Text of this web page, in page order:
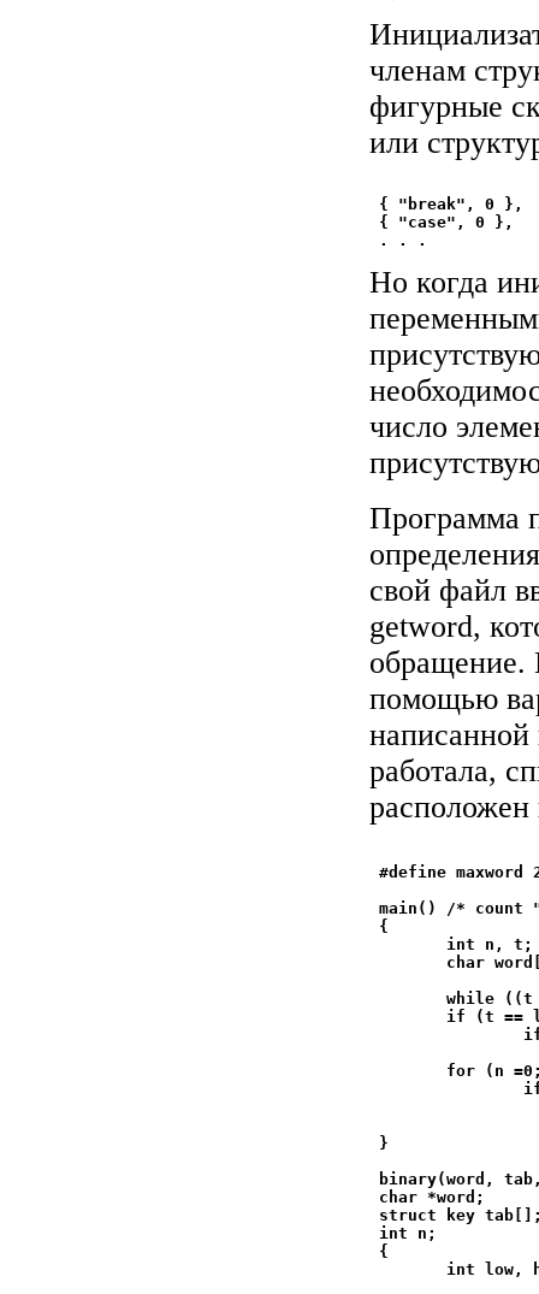
членам
фигурные
или
{ "break", 0 },
{ "case", 0 },
Но когда
число
Программа
свой файл
getword,
обращение.
помощью
работала,
расположен
#define maxword
main() /* count
{
        int n, t;
char
while
if (t ==
for (n
}
binary(word,
char *word;
struct key
int n;
{
int low,